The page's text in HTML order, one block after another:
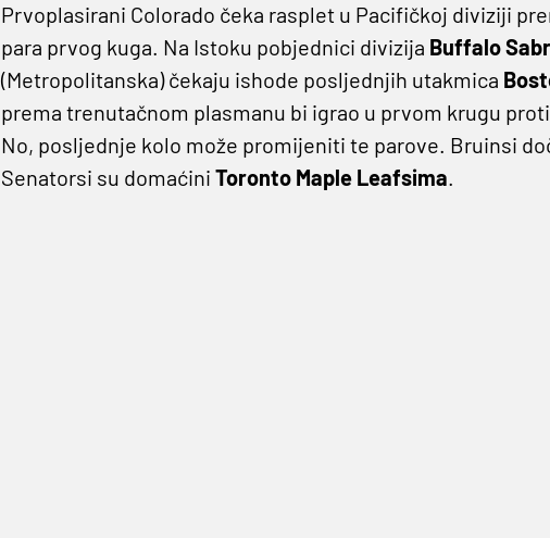
Prvoplasirani Colorado čeka rasplet u Pacifičkoj diviziji
para prvog kuga. Na Istoku pobjednici divizija Buffalo
(Metropolitanska) čekaju ishode posljednjih utakmica
prema trenutačnom plasmanu bi igrao u prvom krugu
No, posljednje kolo može promijeniti te parove. Bruinsi
Senatorsi su domaćini Toronto Maple Leafsima.